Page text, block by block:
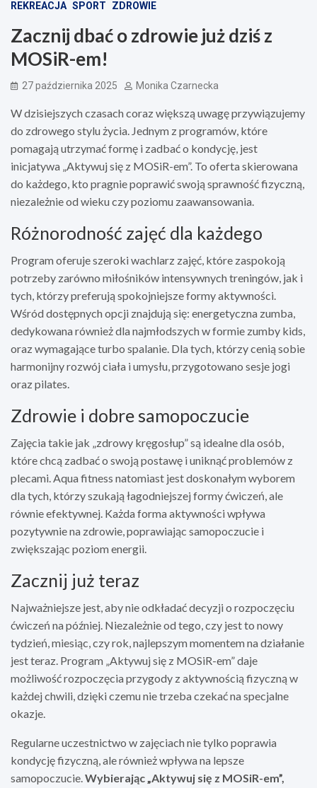
REKREACJA SPORT ZDROWIE
Zacznij dbać o zdrowie już dziś z
MOSiR-em!
27 października 2025 Monika Czarnecka
W dzisiejszych czasach coraz większą uwagę przywiązujemy
do zdrowego stylu życia. Jednym z programów, które
pomagają utrzymać formę i zadbać o kondycję, jest
inicjatywa „Aktywuj się z MOSiR-em”. To oferta skierowana
do każdego, kto pragnie poprawić swoją sprawność fizyczną,
niezależnie od wieku czy poziomu zaawansowania.
Różnorodność zajęć dla każdego
Program oferuje szeroki wachlarz zajęć, które zaspokoją
potrzeby zarówno miłośników intensywnych treningów, jak i
tych, którzy preferują spokojniejsze formy aktywności.
Wśród dostępnych opcji znajdują się: energetyczna zumba,
dedykowana również dla najmłodszych w formie zumby kids,
oraz wymagające turbo spalanie. Dla tych, którzy cenią sobie
harmonijny rozwój ciała i umysłu, przygotowano sesje jogi
oraz pilates.
Zdrowie i dobre samopoczucie
Zajęcia takie jak „zdrowy kręgosłup” są idealne dla osób,
które chcą zadbać o swoją postawę i uniknąć problemów z
plecami. Aqua fitness natomiast jest doskonałym wyborem
dla tych, którzy szukają łagodniejszej formy ćwiczeń, ale
równie efektywnej. Każda forma aktywności wpływa
pozytywnie na zdrowie, poprawiając samopoczucie i
zwiększając poziom energii.
Zacznij już teraz
Najważniejsze jest, aby nie odkładać decyzji o rozpoczęciu
ćwiczeń na później. Niezależnie od tego, czy jest to nowy
tydzień, miesiąc, czy rok, najlepszym momentem na działanie
jest teraz. Program „Aktywuj się z MOSiR-em” daje
możliwość rozpoczęcia przygody z aktywnością fizyczną w
każdej chwili, dzięki czemu nie trzeba czekać na specjalne
okazje.
Regularne uczestnictwo w zajęciach nie tylko poprawia
kondycję fizyczną, ale również wpływa na lepsze
samopoczucie.Wybierając „Aktywuj się z MOSiR-em”,